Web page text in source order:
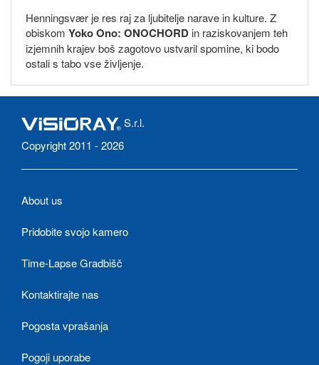
Henningsvær je res raj za ljubitelje narave in kulture. Z
obiskom Yoko Ono: ONOCHORD in raziskovanjem teh
izjemnih krajev boš zagotovo ustvaril spomine, ki bodo
ostali s tabo vse življenje.
S.r.l.
Copyright 2011 - 2026
About us
Pridobite svojo kamero
Time-Lapse Gradbišč
Kontaktirajte nas
Pogosta vprašanja
Pogoji uporabe